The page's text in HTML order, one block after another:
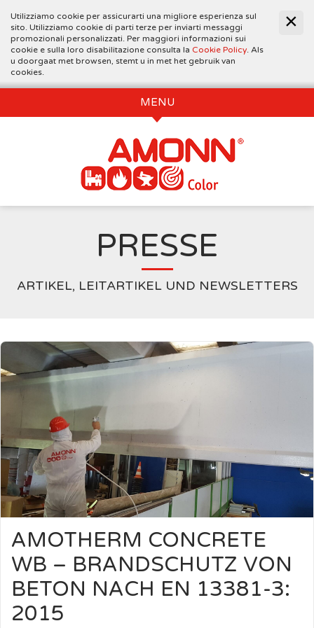
Utilizziamo cookie per assicurarti una migliore esperienza sul
sito. Utilizziamo cookie di parti terze per inviarti messaggi
promozionali personalizzati. Per maggiori informazioni sui
cookie e sulla loro disabilitazione consulta la Cookie Policy. Als
u doorgaat met browsen, stemt u in met het gebruik van
cookies.
MENU
PRESSE
ARTIKEL, LEITARTIKEL UND NEWSLETTERS
AMOTHERM CONCRETE
WB – BRANDSCHUTZ VON
BETON NACH EN 13381-3:
2015